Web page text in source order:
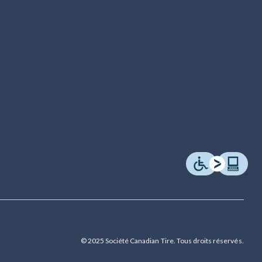
© 2025 Société Canadian Tire. Tous droits réservés.